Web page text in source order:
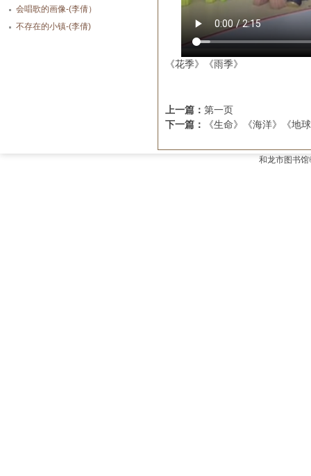
会唱歌的画像-(李倩）
不存在的小镇-(李倩)
《花季》《雨季》
上一篇： 第一页
下一篇：
《生命》《海洋》《地
和龙市图书